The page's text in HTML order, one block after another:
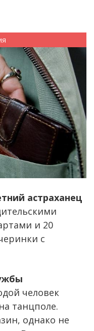
астраханец
и 20
с
человек
танцполе.
однако не